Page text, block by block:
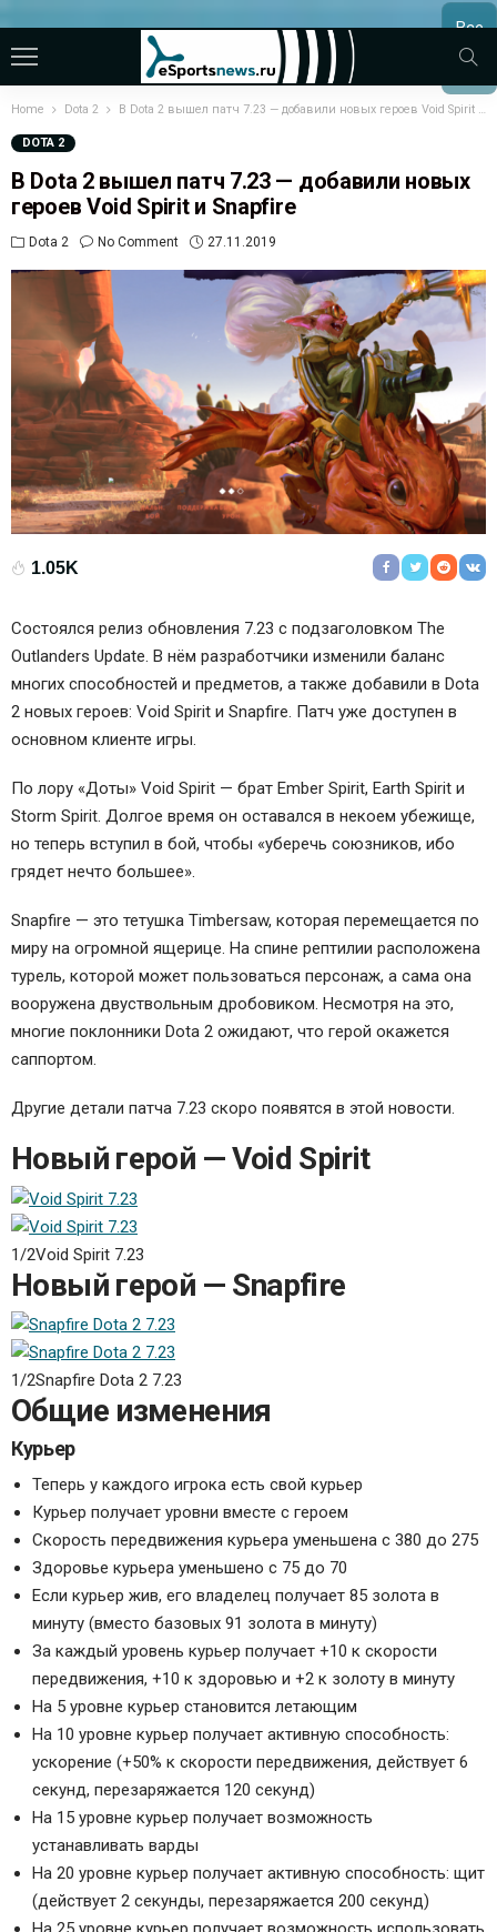
Все
МАТЧИ
Home Dota 2 В Dota 2 вышел патч 7.23 — добавили новых героев Void Spirit и Snapfire
DOTA 2
В Dota 2 вышел патч 7.23 — добавили новых
героев Void Spirit и Snapfire
Dota 2 No Comment 27.11.2019
1.05K
Состоялся релиз обновления 7.23 с подзаголовком The
Outlanders Update. В нём разработчики изменили баланс
многих способностей и предметов, а также добавили в Dota
2 новых героев: Void Spirit и Snapfire. Патч уже доступен в
основном клиенте игры.
По лору «Доты» Void Spirit — брат Ember Spirit, Earth Spirit и
Storm Spirit. Долгое время он оставался в некоем убежище,
но теперь вступил в бой, чтобы «уберечь союзников, ибо
грядет нечто большее».
Snapfire — это тетушка Timbersaw, которая перемещается по
миру на огромной ящерице. На спине рептилии расположена
турель, которой может пользоваться персонаж, а сама она
вооружена двуствольным дробовиком. Несмотря на это,
многие поклонники Dota 2 ожидают, что герой окажется
саппортом.
Другие детали патча 7.23 скоро появятся в этой новости.
Новый герой — Void Spirit
1/2Void Spirit 7.23
Новый герой — Snapfire
1/2Snapfire Dota 2 7.23
Общие изменения
Курьер
Теперь у каждого игрока есть свой курьер
Курьер получает уровни вместе с героем
Скорость передвижения курьера уменьшена с 380 до 275
Здоровье курьера уменьшено с 75 до 70
Если курьер жив, его владелец получает 85 золота в
минуту (вместо базовых 91 золота в минуту)
За каждый уровень курьер получает +10 к скорости
передвижения, +10 к здоровью и +2 к золоту в минуту
На 5 уровне курьер становится летающим
На 10 уровне курьер получает активную способность:
ускорение (+50% к скорости передвижения, действует 6
секунд, перезаряжается 120 секунд)
На 15 уровне курьер получает возможность
устанавливать варды
На 20 уровне курьер получает активную способность: щит
(действует 2 секунды, перезаряжается 200 секунд)